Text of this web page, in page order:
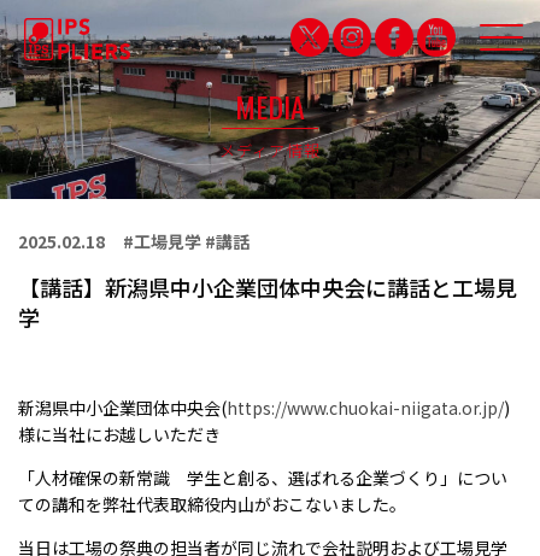
IPS QUALITY
品質保証
PARTNERSHIP
パートナシップ特設サイト
キャンプドランク
MEDIA
メディア情報
2025.02.18 #工場見学 #講話
【講話】新潟県中小企業団体中央会に講話と工場見
学
新潟県中小企業団体中央会(https://www.chuokai-niigata.or.jp/)
様に当社にお越しいただき
「人材確保の新常識 学生と創る、選ばれる企業づくり」につい
ての講和を弊社代表取締役内山がおこないました。
当日は工場の祭典の担当者が同じ流れで会社説明および工場見学